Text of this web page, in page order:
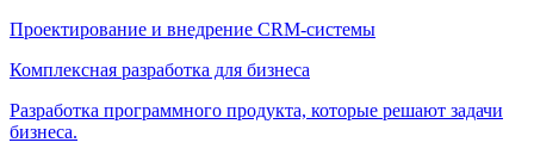
Проектирование и внедрение CRM-системы
Комплексная разработка для бизнеса
Разработка программного продукта, которые решают задачи
бизнеса.